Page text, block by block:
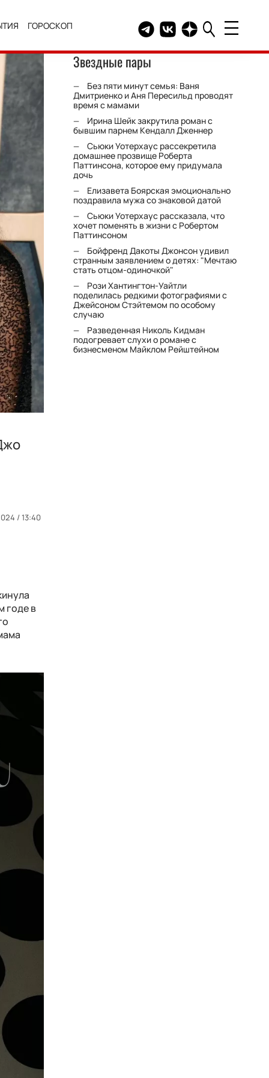
ГОРОСКОП Telegram канал HELLO
Группа HELLO
Канал HELLO в
/ 13:40
годе в
Звездные пары
Без пяти минут семья: Ваня
Дмитриенко и Аня Пересильд проводят
время с мамами
Ирина Шейк закрутила роман с
бывшим парнем Кендалл Дженнер
Сьюки Уотерхаус рассекретила
домашнее прозвище Роберта
Паттинсона, которое ему придумала
дочь
Елизавета Боярская эмоционально
поздравила мужа со знаковой датой
Сьюки Уотерхаус рассказала, что
хочет поменять в жизни с Робертом
Паттинсоном
Бойфренд Дакоты Джонсон удивил
странным заявлением о детях: "Мечтаю
стать отцом-одиночкой"
Рози Хантингтон-Уайтли
поделилась редкими фотографиями с
Джейсоном Стэйтемом по особому
случаю
Разведенная Николь Кидман
подогревает слухи о романе с
бизнесменом Майклом Рейштейном